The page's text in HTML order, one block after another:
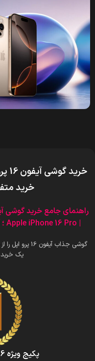
خرید گوشی آیفون 16 پرو اپل
خرید
| Apple iPhone 16 Pro ؛ آیفون 16 پرو زیر ذره بین سایبرشاپ
گوشی جذاب آیفون 16 پرو اپل را از سایبرشاپ با
یک
پکیج ویژه 6 ماهه هوش‌ مصنوعی‌